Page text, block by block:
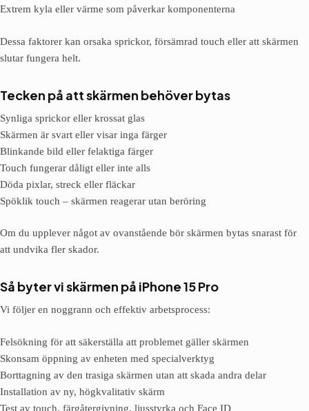
Extrem kyla eller värme som påverkar komponenterna
Dessa faktorer kan orsaka sprickor, försämrad touch eller att skärmen
slutar fungera helt.
Tecken på att skärmen behöver bytas
Synliga sprickor eller krossat glas
Skärmen är svart eller visar inga färger
Blinkande bild eller felaktiga färger
Touch fungerar dåligt eller inte alls
Döda pixlar, streck eller fläckar
Spöklik touch – skärmen reagerar utan beröring
Om du upplever något av ovanstående bör skärmen bytas snarast för
att undvika fler skador.
Så byter vi skärmen på iPhone 15 Pro
Vi följer en noggrann och effektiv arbetsprocess:
Felsökning för att säkerställa att problemet gäller skärmen
Skonsam öppning av enheten med specialverktyg
Borttagning av den trasiga skärmen utan att skada andra delar
Installation av ny, högkvalitativ skärm
Test av touch, färgåtergivning, ljusstyrka och Face ID